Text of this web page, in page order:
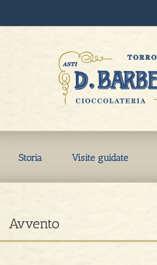
Storia Visite guidate
Avvento